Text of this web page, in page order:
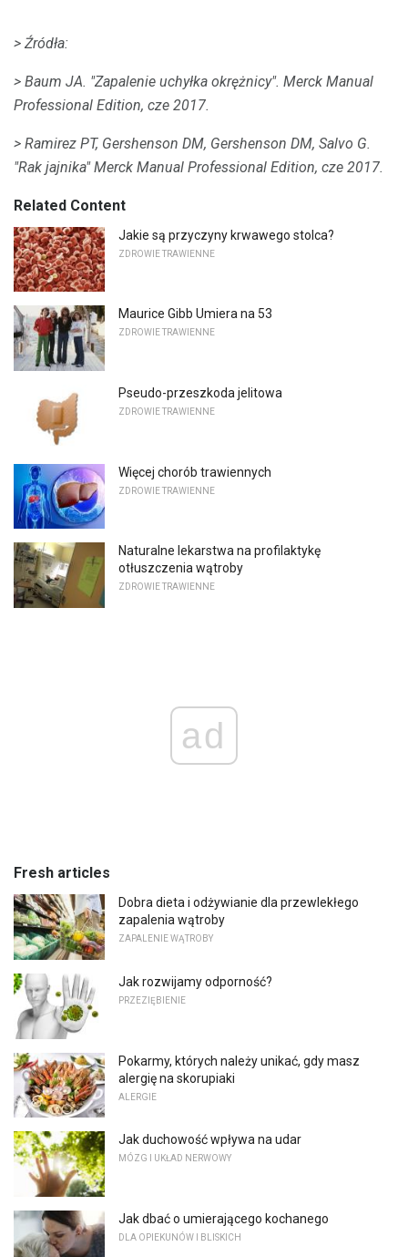
> Źródła:
> Baum JA. "Zapalenie uchyłka okrężnicy". Merck Manual
Professional Edition, cze 2017.
> Ramirez PT, Gershenson DM, Gershenson DM, Salvo G.
"Rak jajnika" Merck Manual Professional Edition, cze 2017.
Related Content
Jakie są przyczyny krwawego stolca?
ZDROWIE TRAWIENNE
Maurice Gibb Umiera na 53
ZDROWIE TRAWIENNE
Pseudo-przeszkoda jelitowa
ZDROWIE TRAWIENNE
Więcej chorób trawiennych
ZDROWIE TRAWIENNE
Naturalne lekarstwa na profilaktykę
otłuszczenia wątroby
ZDROWIE TRAWIENNE
ad
Fresh articles
Dobra dieta i odżywianie dla przewlekłego
zapalenia wątroby
ZAPALENIE WĄTROBY
Jak rozwijamy odporność?
PRZEZIĘBIENIE
Pokarmy, których należy unikać, gdy masz
alergię na skorupiaki
ALERGIE
Jak duchowość wpływa na udar
MÓZG I UKŁAD NERWOWY
Jak dbać o umierającego kochanego
DLA OPIEKUNÓW I BLISKICH